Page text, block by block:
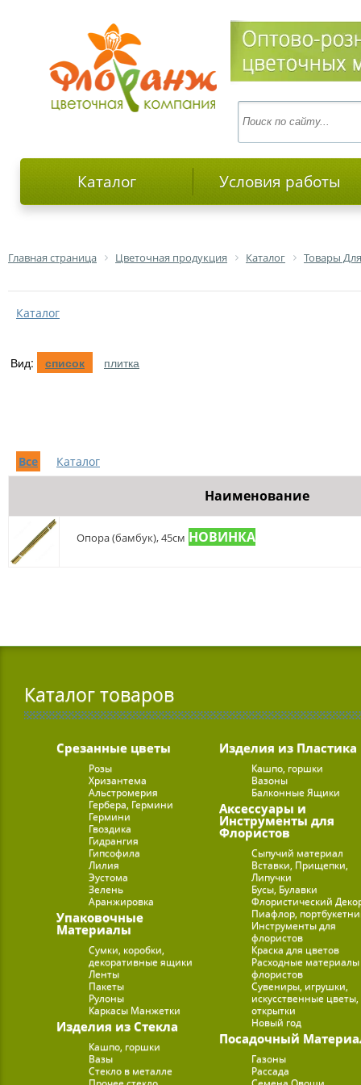
Каталог Условия работы
Главная страница Цветочная продукция Каталог Товары
Каталог
Вид: список плитка
Все Каталог
Наименование
Опора (бамбук), 45см
Каталог товаров
Срезанные цветы
Розы
Хризантема
Альстромерия
Гербера, Гермини
Гермини
Гвоздика
Гидрангия
Гипсофила
Лилия
Эустома
Зелень
Аранжировка
Упаковочные
Материалы
Сумки, коробки,
декоративные ящики
Ленты
Пакеты
Рулоны
Каркасы Манжетки
Изделия из Стекла
Кашпо, горшки
Вазы
Стекло в металле
Изделия из Пластика
Кашпо, горшки
Вазоны
Балконные Ящики
Аксессуары и
Инструменты для
Флористов
Сыпучий материал
Вставки, Прищепки,
Липучки
Бусы, Булавки
Флористический
Пиафлор,
Инструменты для
флористов
Краска для цветов
Расходные
флористов
Сувениры, игрушки,
искусственные цветы,
открытки
Новый год
Посадочный
Газоны
Рассада